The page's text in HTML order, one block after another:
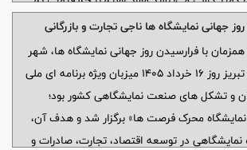
وقتی فولاد و محصولات پتروشیمی در مدت
قیمتی را تجربه می‌کنند، طبیعی است که
یابد. آیا نظارت فقط باید روی کارخانه و فروشگاه
یعنی تامین‌کنندگان مواد اولیه آغاز شود؟
روز جهانی نمایشگاه ها ناجی تجارت و بازرگانی
همزمان با فرارسیدن روز جهانی نمایشگاه ها، شهر
تبریز روز ۱۶ خرداد ۱۴۰۵ میزبان ویژه برنامه ای ملی
و تشکل های صنعت نمایشگاهی کشور بود؛
محرک فرصت ها» برگزار شد و هدف آن،
در توسعه اقتصاد، تجارت، صادرات و